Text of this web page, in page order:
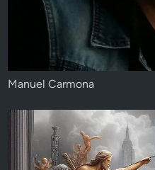
Manuel Carmona